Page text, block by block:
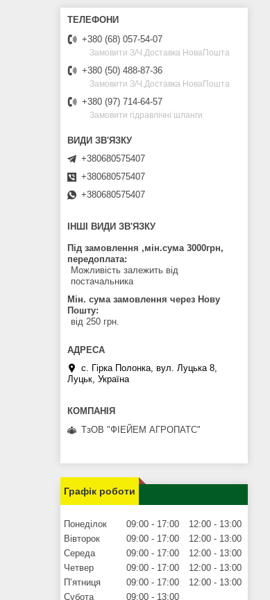
+380 (68) 057-54-07
Замовити З/Ч.Доставка НоваПошта
+380 (50) 488-87-36
Замовити З/Ч.Доставка НоваПошта
+380 (97) 714-64-57
Замовити гідравлічні шланги
+380680575407
+380680575407
+380680575407
ІНШІ ВИДИ ЗВ'ЯЗКУ
Під замовлення ,мін.сума 3000грн,
передоплата
Можливість залежить від
постачальника
Мін. сума замовлення через Нову
Пошту
від 250 грн.
с. Гірка Полонка, вул. Луцька 8,
Луцьк, Україна
ТзОВ "ФІЕЙЕМ АГРОПАТС"
Графік роботи
Понеділок 09:00 17:00 12:00
13:00
Вівторок
09:00 17:00 12:00
13:00
Середа
09:00 17:00 12:00
13:00
Четвер
09:00 17:00 12:00
13:00
Пʼятниця
09:00 17:00 12:00
13:00
Субота
09:00 13:00